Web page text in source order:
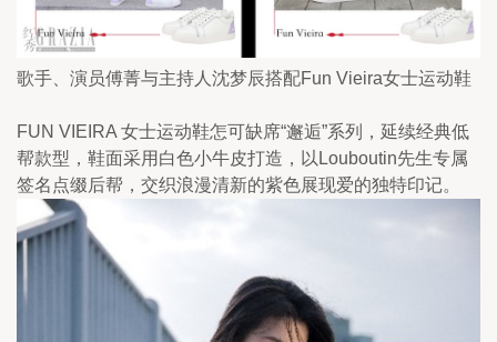
歌手、演员傅菁与主持人沈梦辰搭配Fun Vieira女士运动鞋
FUN VIEIRA 女士运动鞋怎可缺席“邂逅”系列，延续经典低
帮款型，鞋面采用白色小牛皮打造，以Louboutin先生专属
签名点缀后帮，交织浪漫清新的紫色展现爱的独特印记。